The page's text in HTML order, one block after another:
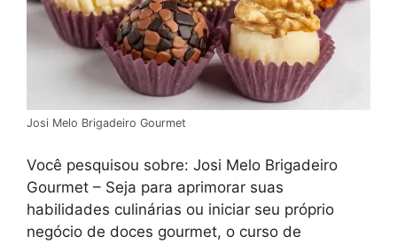
Josi Melo Brigadeiro Gourmet
Você pesquisou sobre: Josi Melo Brigadeiro
Gourmet – Seja para aprimorar suas
habilidades culinárias ou iniciar seu próprio
negócio de doces gourmet, o curso de